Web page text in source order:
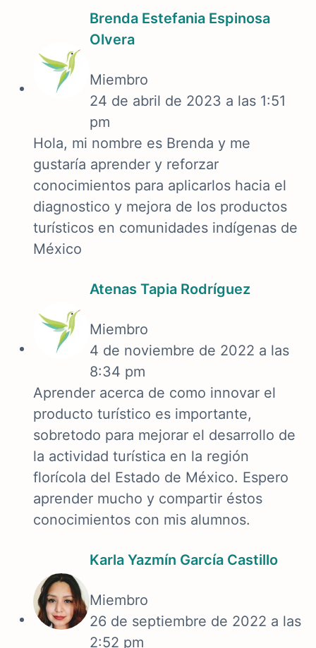
Brenda Estefania Espinosa
Olvera
Miembro
24 de abril de 2023 a las 1:51
pm
Hola, mi nombre es Brenda y me
gustaría aprender y reforzar
conocimientos para aplicarlos hacia el
diagnostico y mejora de los productos
turísticos en comunidades indígenas de
México
Atenas Tapia Rodríguez
Miembro
4 de noviembre de 2022 a las
8:34 pm
Aprender acerca de como innovar el
producto turístico es importante,
sobretodo para mejorar el desarrollo de
la actividad turística en la región
florícola del Estado de México. Espero
aprender mucho y compartir éstos
conocimientos con mis alumnos.
Karla Yazmín García Castillo
Miembro
26 de septiembre de 2022 a las
2:52 pm